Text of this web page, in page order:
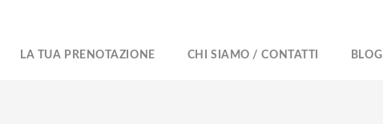
LA TUA PRENOTAZIONE CHI SIAMO / CONTATTI BLOG